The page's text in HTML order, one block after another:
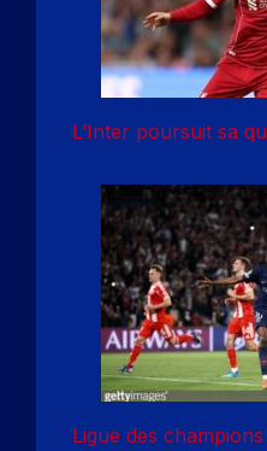
L’Inter poursuit sa
Ligue des